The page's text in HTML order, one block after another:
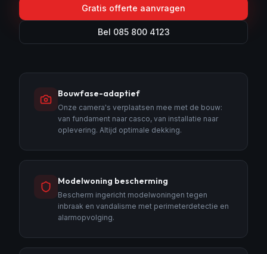
Gratis offerte aanvragen
Bel 085 800 4123
Bouwfase-adaptief
Onze camera's verplaatsen mee met de bouw:
van fundament naar casco, van installatie naar
oplevering. Altijd optimale dekking.
Modelwoning bescherming
Bescherm ingericht modelwoningen tegen
inbraak en vandalisme met perimeterdetectie en
alarmopvolging.